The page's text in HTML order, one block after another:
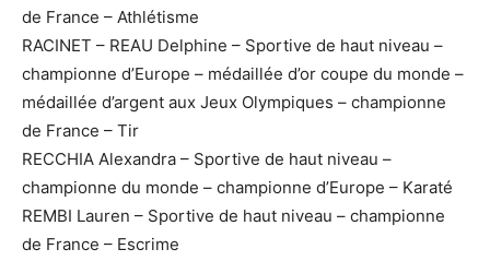
de France – Athlétisme
RACINET – REAU Delphine – Sportive de haut niveau –
championne d’Europe – médaillée d’or coupe du monde –
médaillée d’argent aux Jeux Olympiques – championne
de France – Tir
RECCHIA Alexandra – Sportive de haut niveau –
championne du monde – championne d’Europe – Karaté
REMBI Lauren – Sportive de haut niveau – championne
de France – Escrime